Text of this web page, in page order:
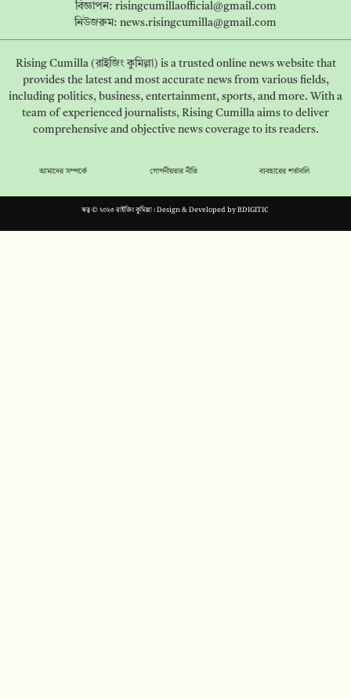
বিজ্ঞাপন: risingcumillaofficial@gmail.com
নিউজরুম: news.risingcumilla@gmail.com
Rising Cumilla (রাইজিং কুমিল্লা) is a trusted online news website that
provides the latest and most accurate news from various fields,
including politics, business, entertainment, sports, and more. With a
team of experienced journalists, Rising Cumilla aims to deliver
comprehensive and objective news coverage to its readers.
আমাদের সম্পর্কে গোপনীয়তার নীতি ব্যবহারের শর্তাবলি
স্বত্ব © ২০২৩ রাইজিং কুমিল্লা। Design & Developed byBDIGITIC